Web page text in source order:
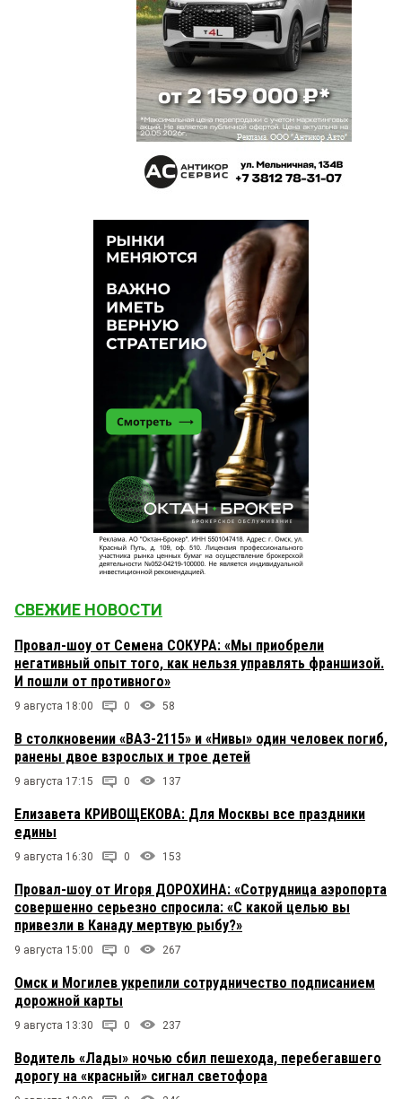
СВЕЖИЕ НОВОСТИ
Провал-шоу от Семена СОКУРА: «Мы приобрели
негативный опыт того, как нельзя управлять франшизой.
И пошли от противного»
9 августа 18:00 0 58
В столкновении «ВАЗ-2115» и «Нивы» один человек погиб,
ранены двое взрослых и трое детей
9 августа 17:15 0 137
Елизавета КРИВОЩЕКОВА: Для Москвы все праздники
едины
9 августа 16:30 0 153
Провал-шоу от Игоря ДОРОХИНА: «Сотрудница аэропорта
совершенно серьезно спросила: «С какой целью вы
привезли в Канаду мертвую рыбу?»
9 августа 15:00 0 267
Омск и Могилев укрепили сотрудничество подписанием
дорожной карты
9 августа 13:30 0 237
Водитель «Лады» ночью сбил пешехода, перебегавшего
дорогу на «красный» сигнал светофора